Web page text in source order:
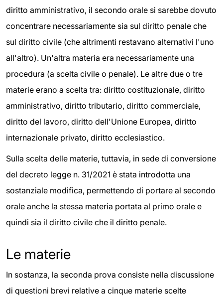
diritto amministrativo, il secondo orale si sarebbe dovuto
concentrare necessariamente sia sul diritto penale che
sul diritto civile (che altrimenti restavano alternativi l'uno
all'altro). Un'altra materia era necessariamente una
procedura (a scelta civile o penale). Le altre due o tre
materie erano a scelta tra: diritto costituzionale, diritto
amministrativo, diritto tributario, diritto commerciale,
diritto del lavoro, diritto dell'Unione Europea, diritto
internazionale privato, diritto ecclesiastico.
Sulla scelta delle materie, tuttavia, in sede di conversione
del decreto legge n. 31/2021 è stata introdotta una
sostanziale modifica, permettendo di portare al secondo
orale anche la stessa materia portata al primo orale e
quindi sia il diritto civile che il diritto penale.
Le materie
In sostanza, la seconda prova consiste nella discussione
di questioni brevi relative a cinque materie scelte